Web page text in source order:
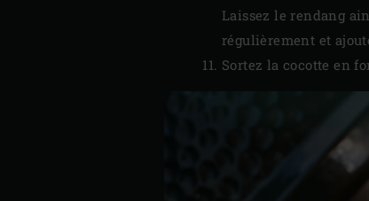
Laissez le rendang
régulièrement et
Sortez la cocotte en